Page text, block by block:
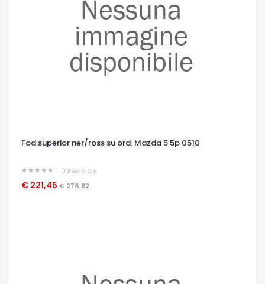
Fod.superior ner/ross su ord. Mazda 5 5p 0510
0 Revisioni
€ 221,45 € 276,82
OCCHIATA VELOCE